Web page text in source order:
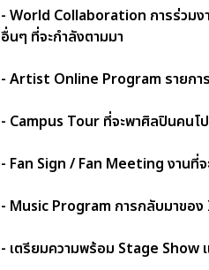
- World Collaboration การร่วมง
อื่นๆ ที่จะกำลังตามมา
- Artist Online Program รายการ
- Campus Tour ที่จะพาศิลปินคน
- Fan Sign / Fan Meeting งานที่
- Music Program การกลับมาขอ
- เตรียมความพร้อม Stage Show